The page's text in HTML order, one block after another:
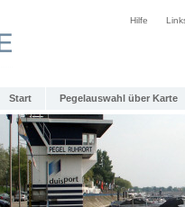
Hilfe
Start Pegelauswahl über Karte